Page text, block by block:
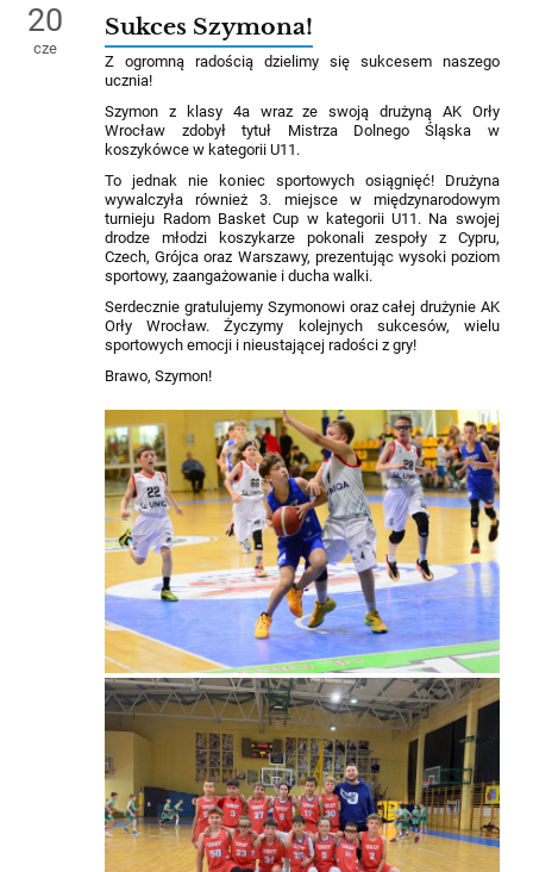
20
cze
Sukces Szymona!
Z ogromną radością dzielimy się sukcesem naszego
ucznia!
Szymon z klasy 4a wraz ze swoją drużyną AK Orły
Wrocław zdobył tytuł Mistrza Dolnego Śląska w
koszykówce w kategorii U11.
To jednak nie koniec sportowych osiągnięć! Drużyna
wywalczyła również 3. miejsce w międzynarodowym
turnieju Radom Basket Cup w kategorii U11. Na swojej
drodze młodzi koszykarze pokonali zespoły z Cypru,
Czech, Grójca oraz Warszawy, prezentując wysoki poziom
sportowy, zaangażowanie i ducha walki.
Serdecznie gratulujemy Szymonowi oraz całej drużynie AK
Orły Wrocław. Życzymy kolejnych sukcesów, wielu
sportowych emocji i nieustającej radości z gry!
Brawo, Szymon!